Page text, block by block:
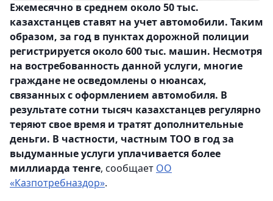
Ежемесячно в среднем около 50 тыс.
казахстанцев ставят на учет автомобили. Таким
образом, за год в пунктах дорожной полиции
регистрируется около 600 тыс. машин. Несмотря
на востребованность данной услуги, многие
граждане не осведомлены о нюансах,
связанных с оформлением автомобиля. В
результате сотни тысяч казахстанцев регулярно
теряют свое время и тратят дополнительные
деньги. В частности, частным ТОО в год за
выдуманные услуги уплачивается более
миллиарда тенге, сообщает ОО
«Казпотребназдор».